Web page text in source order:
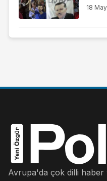
18
Avrupa'da çok dilli haber